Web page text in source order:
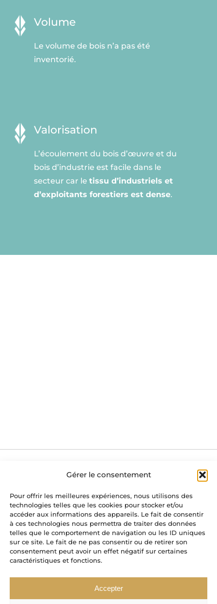
Gérer le consentement
Pour offrir les meilleures expériences, nous utilisons des
technologies telles que les cookies pour stocker et/ou
accéder aux informations des appareils. Le fait de consentir
à ces technologies nous permettra de traiter des données
telles que le comportement de navigation ou les ID uniques
sur ce site. Le fait de ne pas consentir ou de retirer son
consentement peut avoir un effet négatif sur certaines
caractéristiques et fonctions.
Accepter
Volume
Le volume de bois n’a pas été
inventorié.
Valorisation
L’écoulement du bois d’œuvre et du
bois d’industrie est facile dans le
secteur car le tissu d’industriels et
d’exploitants forestiers est dense.
39300 St-Germain-en-Montagne
Honoraires•Contact• Mentions légales• Politique
de confidentialité
Titulaire de la carte professionnelle de transaction
délivrée par la CCI du Jura.